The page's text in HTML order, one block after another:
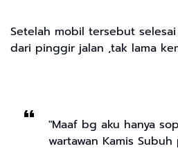
Setelah mobil tersebut
dari pinggir jalan ,tak lama
"Maaf bg aku hanya
wartawan Kamis